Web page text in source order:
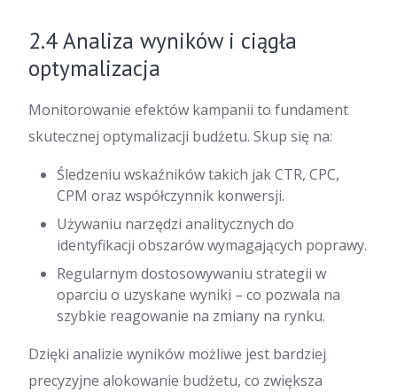
2.4 Analiza wyników i ciągła
optymalizacja
Monitorowanie efektów kampanii to fundament
skutecznej optymalizacji budżetu. Skup się na:
Śledzeniu wskaźników takich jak CTR, CPC,
CPM oraz współczynnik konwersji.
Używaniu narzędzi analitycznych do
identyfikacji obszarów wymagających poprawy.
Regularnym dostosowywaniu strategii w
oparciu o uzyskane wyniki – co pozwala na
szybkie reagowanie na zmiany na rynku.
Dzięki analizie wyników możliwe jest bardziej
precyzyjne alokowanie budżetu, co zwiększa